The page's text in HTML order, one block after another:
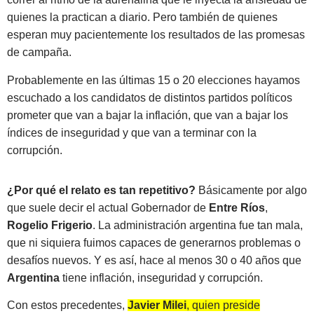
quienes la practican a diario. Pero también de quienes
esperan muy pacientemente los resultados de las promesas
de campaña.
Probablemente en las últimas 15 o 20 elecciones hayamos
escuchado a los candidatos de distintos partidos políticos
prometer que van a bajar la inflación, que van a bajar los
índices de inseguridad y que van a terminar con la
corrupción.
¿Por qué el relato es tan repetitivo? Básicamente por algo
que suele decir el actual Gobernador de Entre Ríos,
Rogelio Frigerio. La administración argentina fue tan mala,
que ni siquiera fuimos capaces de generarnos problemas o
desafíos nuevos. Y es así, hace al menos 30 o 40 años que
Argentina tiene inflación, inseguridad y corrupción.
Con estos precedentes, Javier Milei, quien preside